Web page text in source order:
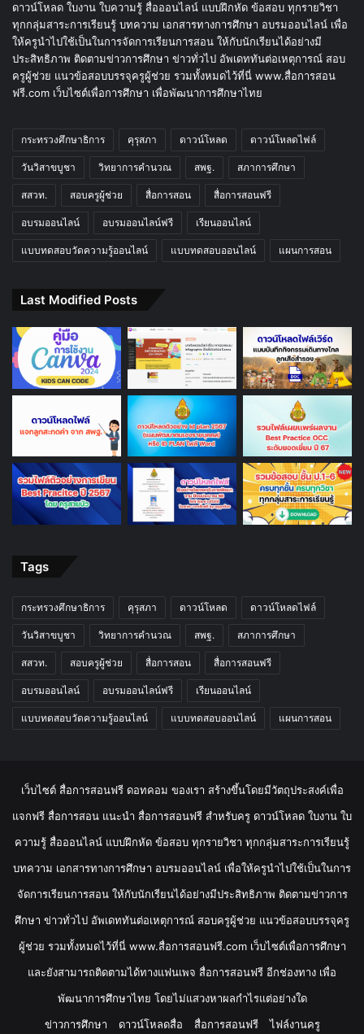
ดาวน์โหลด ใบงาน ใบความรู้ สื่อออนไลน์ แบบฝึกหัด ข้อสอบ ทุกรายวิชา
ทุกกลุ่มสาระการเรียนรู้ บทความ เอกสารทางการศึกษา อบรมออนไลน์ เพื่อ
ให้ครูนำไปใช้เป็นในการจัดการเรียนการสอน ให้กับนักเรียนได้อย่างมี
ประสิทธิภาพ ติดตามข่าวการศึกษา ข่าวทั่วไป อัพเดททันต่อเหตุการณ์ สอบ
ครูผู้ช่วย แนวข้อสอบบรรจุครูผู้ช่วย รวมทั้งหมดไว้ที่นี่ www.สื่อการสอน
ฟรี.com เว็บไซต์เพื่อการศึกษา เพื่อพัฒนาการศึกษาไทย
กระทรวงศึกษาธิการ คุรุสภา ดาวน์โหลด ดาวน์โหลดไฟล์
วันวิสาขบูชา วิทยาการคำนวณ สพฐ. สภาการศึกษา
สสวท. สอบครูผู้ช่วย สื่อการสอน สื่อการสอนฟรี
อบรมออนไลน์ อบรมออนไลน์ฟรี เรียนออนไลน์
แบบทดสอบวัดความรู้ออนไลน์ แบบทดสอบออนไลน์ แผนการสอน
Last Modified Posts
Tags
กระทรวงศึกษาธิการ คุรุสภา ดาวน์โหลด ดาวน์โหลดไฟล์
วันวิสาขบูชา วิทยาการคำนวณ สพฐ. สภาการศึกษา
สสวท. สอบครูผู้ช่วย สื่อการสอน สื่อการสอนฟรี
อบรมออนไลน์ อบรมออนไลน์ฟรี เรียนออนไลน์
แบบทดสอบวัดความรู้ออนไลน์ แบบทดสอบออนไลน์ แผนการสอน
เว็บไซต์ สื่อการสอนฟรี ดอทคอม ของเรา สร้างขึ้นโดยมีวัตถุประสงค์เพื่อ
แจกฟรี สื่อการสอน แนะนำ สื่อการสอนฟรี สำหรับครู ดาวน์โหลด ใบงาน ใบ
ความรู้ สื่อออนไลน์ แบบฝึกหัด ข้อสอบ ทุกรายวิชา ทุกกลุ่มสาระการเรียนรู้
บทความ เอกสารทางการศึกษา อบรมออนไลน์ เพื่อให้ครูนำไปใช้เป็นในการ
จัดการเรียนการสอน ให้กับนักเรียนได้อย่างมีประสิทธิภาพ ติดตามข่าวการ
ศึกษา ข่าวทั่วไป อัพเดททันต่อเหตุการณ์ สอบครูผู้ช่วย แนวข้อสอบบรรจุครู
ผู้ช่วย รวมทั้งหมดไว้ที่นี่ www.สื่อการสอนฟรี.com เว็บไซต์เพื่อการศึกษา
และยังสามารถติดตามได้ทางแฟนเพจ สื่อการสอนฟรี อีกช่องทาง เพื่อ
พัฒนาการศึกษาไทย โดยไม่แสวงหาผลกำไรแต่อย่างใด
ข่าวการศึกษา
ดาวน์โหลดสื่อ สื่อการสอนฟรี ไฟล์งานครู